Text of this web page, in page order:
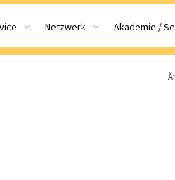
Netzwerk Akademie /